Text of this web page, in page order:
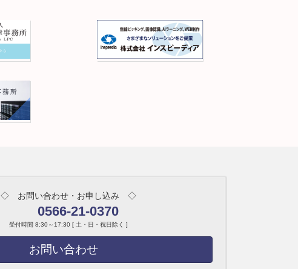
◇ お問い合わせ・お申し込み ◇
0566-21-0370
受付時間 8:30～17:30 [ 土・日・祝日除く ]
お問い合わせ